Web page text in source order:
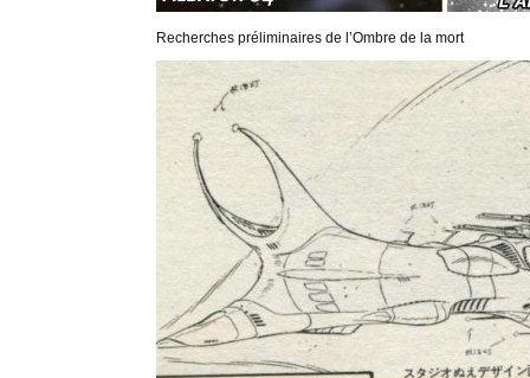
Recherches préliminaires de l’Ombre de la mort